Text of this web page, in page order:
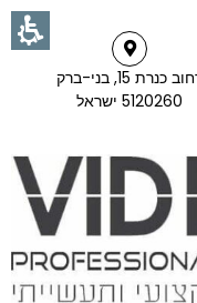
כנרת 15, בני-ברק
5120260 ישראל